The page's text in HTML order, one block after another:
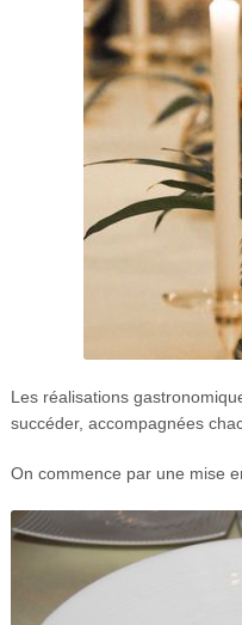
Les réalisations
succéder, accompagnées
On commence par une mise